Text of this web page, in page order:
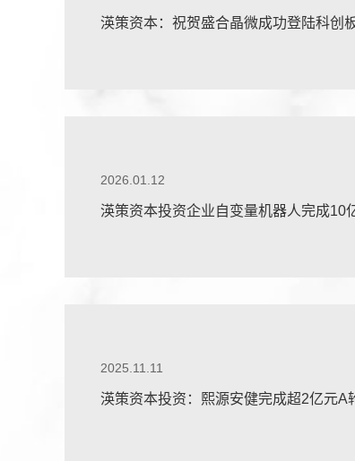
渶策资本：祝贺盛合晶微成功登陆科创板
2026.01.12
渶策资本投资企业自变量机器人完成10
2025.11.11
渶策资本投资：熙源安健完成超2亿元A